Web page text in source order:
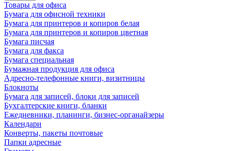
Товары для офиса
Бумага для офисной техники
Бумага для принтеров и копиров белая
Бумага для принтеров и копиров цветная
Бумага писчая
Бумага для факса
Бумага специальная
Бумажная продукция для офиса
Адресно-телефонные книги, визитницы
Блокноты
Бумага для записей, блоки для записей
Бухгалтерские книги, бланки
Ежедневники, планинги, бизнес-органайзеры
Календари
Конверты, пакеты почтовые
Папки адресные